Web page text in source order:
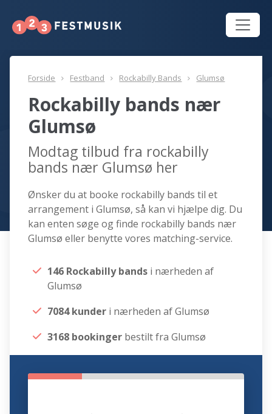
Forside Festband Rockabilly Bands Glumsø
Rockabilly bands nær
Glumsø
Modtag tilbud fra rockabilly
bands nær Glumsø her
Ønsker du at booke rockabilly bands til et
arrangement i Glumsø, så kan vi hjælpe dig. Du
kan enten søge og finde rockabilly bands nær
Glumsø eller benytte vores matching-service.
146 Rockabilly bands i nærheden af
Glumsø
7084 kunder i nærheden af Glumsø
3168 bookinger bestilt fra Glumsø